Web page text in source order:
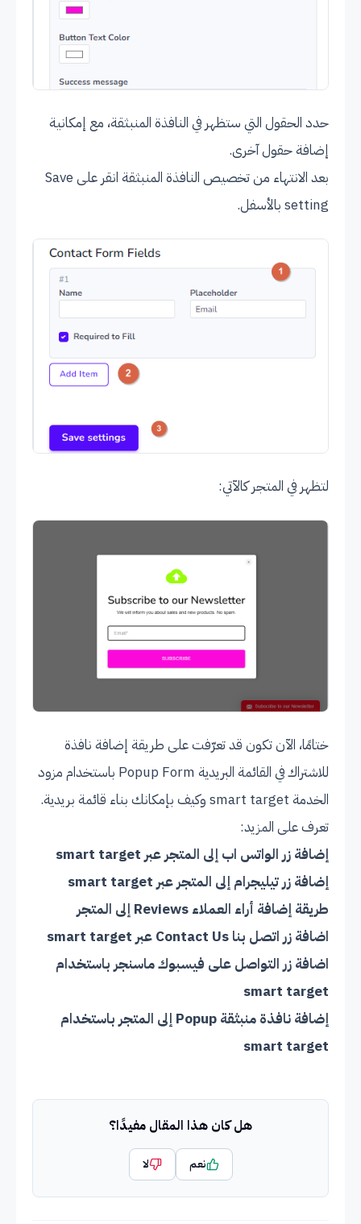
حدد الحقول التي ستظهر في النافذة المنبثقة، مع إمكانية
إضافة حقول آخرى.
بعد الانتهاء من تخصيص النافذة المنبثقة انقر على Save
setting بالأسفل.
لتظهر في المتجر كالآتي:
ختامًا، الآن تكون قد تعرّفت على طريقة إضافة نافذة
للاشتراك في القائمة البريدية Popup Form باستخدام مزود
الخدمة smart target وكيف بإمكانك بناء قائمة بريدية.
تعرف على المزيد:
إضافة زر الواتس اب إلى المتجر عبر smart target
إضافة زر تيليجرام إلى المتجر عبر smart target
طريقة إضافة أراء العملاء Reviews إلى المتجر
اضافة زر اتصل بنا Contact Us عبر smart target
اضافة زر التواصل على فيسبوك ماسنجر باستخدام
smart target
إضافة نافذة منبثقة Popup إلى المتجر باستخدام
smart target
هل كان هذا المقال مفيدًا؟
نعم لا